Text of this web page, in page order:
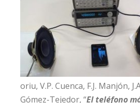
oriu, V.P. Cuenca, F.J. Manjón,
Gómez-Tejedor, “El teléfono